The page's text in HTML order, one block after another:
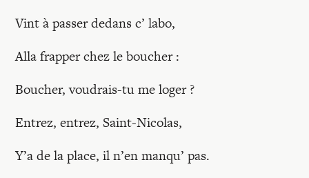
Vint à passer dedans c’ labo,
Alla frapper chez le boucher :
Boucher, voudrais-tu me loger ?
Entrez, entrez, Saint-Nicolas,
Y’a de la place, il n’en manqu’ pas.